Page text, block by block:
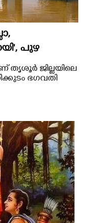
പുഴ
കാഴ്ച
തൃശൂ‌ർ ജില്ലയിലെ
ഭഗവതി